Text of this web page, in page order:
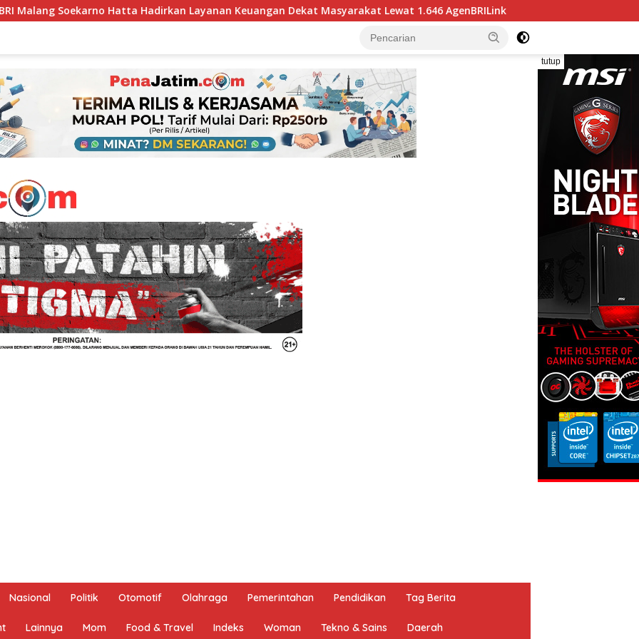
Layanan Keuangan Dekat Masyarakat Lewat 1.646 AgenBRILink Sales Volume AgenBRILink BRI Malang Sutoyo
tutup
Nasional Politik Otomotif Olahraga Pemerintahan Pendidikan Tag Berita
Lainnya Mom Food & Travel Indeks Woman Tekno & Sains Daerah